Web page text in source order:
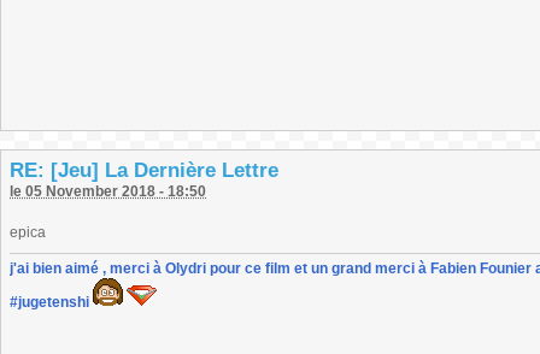
RE: [Jeu] La Dernière Lettre
le 05 November 2018 - 18:50
epica
j'ai bien aimé , merci à Olydri pour ce film et un grand merci à Fabien
#jugetenshi